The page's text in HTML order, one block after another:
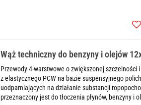
Wąż techniczny do benzyny i olejów
Przewody 4-warstwowe o zwiększonej
z elastycznego PCW na bazie suspensyjnego
uodparniających na działanie substancji
przeznaczony jest do tłoczenia płynów, benzyny i